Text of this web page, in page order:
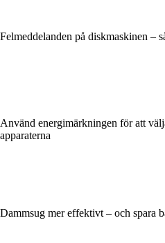
Felmeddelanden på diskmaskinen –
Använd energimärkningen för att
apparaterna
Dammsug mer effektivt – och spara